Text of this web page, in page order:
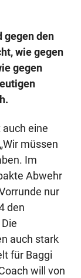
gegen den
wie gegen
gegen
eine
müssen
Im
Abwehr
nur
den
auch stark
für Baggi
will von